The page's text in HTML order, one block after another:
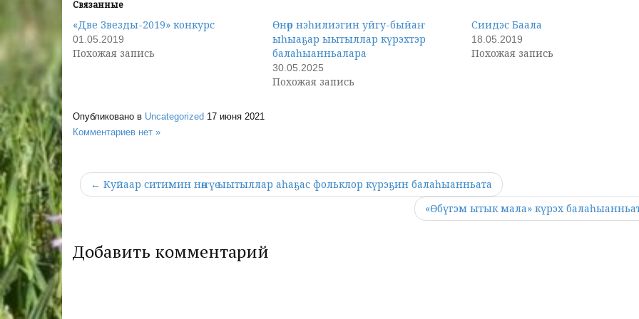
Связанные
«Две Звезды-2019» конкурс
01.05.2019
Похожая запись
Өнөр нэһилиэгин уйгу-быйаҥ
ыһыаҕар ыытыллар күрэхтэр
балаһыанньалара
30.05.2025
Похожая запись
Сиидэс Баала
18.05.2019
Похожая запись
Опубликовано в Uncategorized 17 июня 2021
Комментариев нет »
← Куйаар ситимин нөҥүө ыытыллар аһаҕас фольклор күрэҕин балаһыанньата
«Өбүгэм ытык мала» күрэх
Добавить комментарий